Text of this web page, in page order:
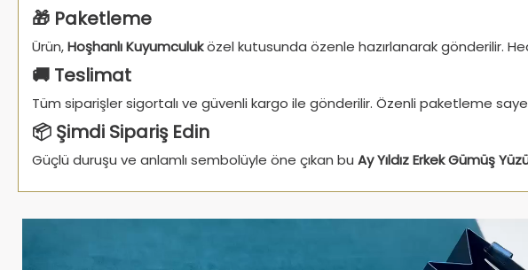
🎁 Paketleme
Ürün,Hoşhanlı Kuyumculuközel kutusunda özenle hazırlanarak gönderilir.
🚚 Teslimat
Tüm siparişler sigortalı ve güvenli kargo ile gönderilir. Özenli paketleme
📦 Şimdi Sipariş Edin
Güçlü duruşu ve anlamlı sembolüyle öne çıkan bu Ay Yıldız Erkek Gümüş